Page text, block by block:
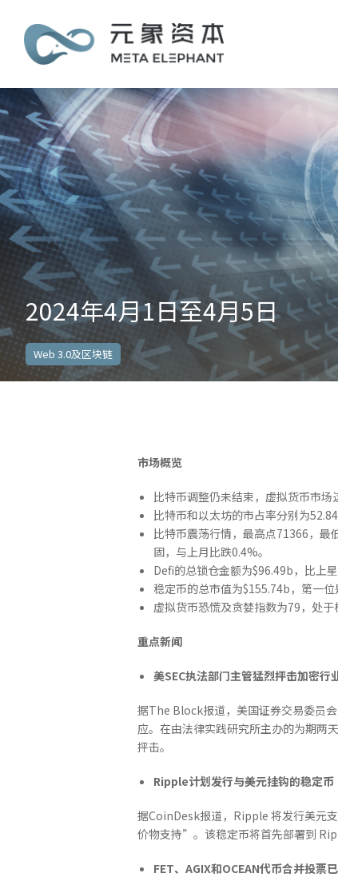
2024年4月1日至4月5日
Web 3.0及区块链
市场概览
比特币调整仍未结束，虚拟货币市
比特币和以太坊的市占率分别为
比特币震荡行情，最高点71366，
固，与上月比跌0.4%。
Defi的总锁仓金额为$96.49b，比上
稳定币的总市值为$155.74b，第一
虚拟货币恐慌及贪婪指数为79，处
重点新闻
美SEC执法部门主管猛烈抨击加密行
据The Block报道，美国证券交易委员
应。在由法律实践研究所主办的为期两
抨击。
Ripple计划发行与美元挂钩的稳定币
据CoinDesk报道，Ripple 将发行美元
价物支持”。该稳定币将首先部署到
FET、 AGIX和OCEAN代币合并投票